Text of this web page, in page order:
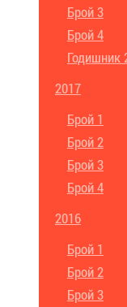
Брой 3
Брой 4
Годишник
2017
Брой 1
Брой 2
Брой 3
Брой 4
2016
Брой 1
Брой 2
Брой 3